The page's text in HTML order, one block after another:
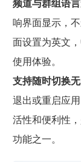
频道与群组语
响界面显示，
面设置为英文
使用体验。
支持随时切换
退出或重启应
活性和便利性
功能之一。